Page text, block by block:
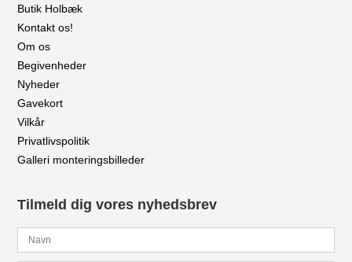
Butik Holbæk
Kontakt os!
Om os
Begivenheder
Nyheder
Gavekort
Vilkår
Privatlivspolitik
Galleri monteringsbilleder
Tilmeld dig vores nyhedsbrev